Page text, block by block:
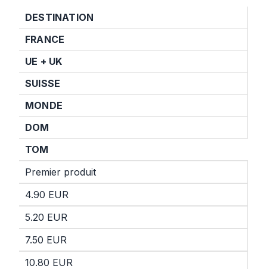
DESTINATION
FRANCE
UE + UK
SUISSE
MONDE
DOM
TOM
Premier produit
4.90 EUR
5.20 EUR
7.50 EUR
10.80 EUR